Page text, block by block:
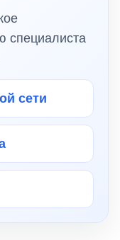
специалиста
сети